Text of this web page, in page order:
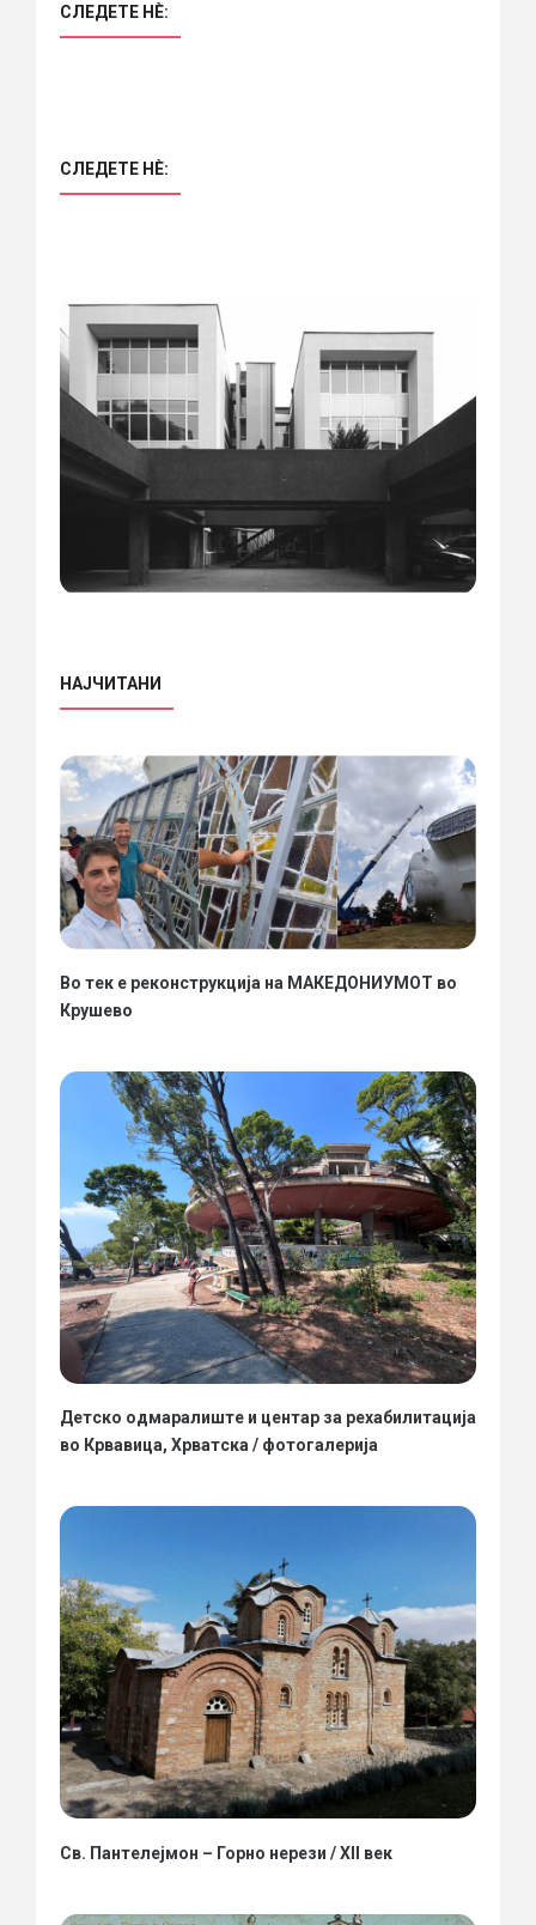
СЛЕДЕТЕ НÈ:
СЛЕДЕТЕ НÈ:
НАЈЧИТАНИ
Во тек е реконструкција на МАКЕДОНИУМОТ во
Крушево
Детско одмаралиште и центар за рехабилитација
во Крвавица, Хрватска / фотогалерија
Св. Пантелејмон – Горно нерези / XII век